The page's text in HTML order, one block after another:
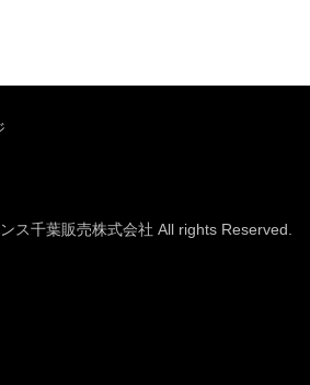
ス千葉販売株式会社 All rights Reserved.